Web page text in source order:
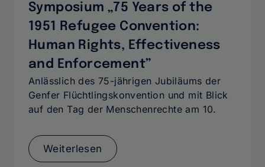
Symposium „75 Years of the
1951 Refugee Convention:
Human Rights, Effectiveness
and Enforcement”
Anlässlich des 75-jährigen Jubiläums der
Genfer Flüchtlingskonvention und mit Blick
auf den Tag der Menschenrechte am 10.
Weiterlesen über
Symposium